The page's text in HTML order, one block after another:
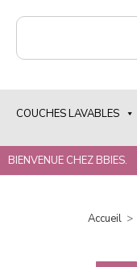
COUCHES LAVABLES
BIENVENUE CHEZ BBIES.
Accueil >